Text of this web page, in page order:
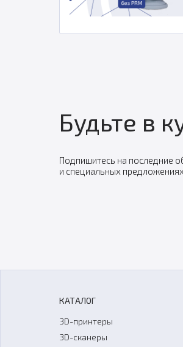
Будьте в
Подпишитесь на последние
и специальных
КАТАЛОГ
3D-принтеры
3D-сканеры